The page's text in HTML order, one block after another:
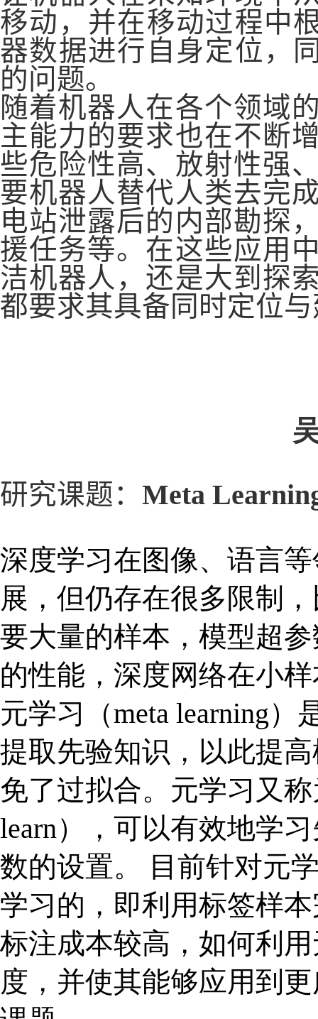
移动，并在移动过程中
器数据进行自身定位，
的问题。
随着机器人在各个领域
主能力的要求也在不断
些危险性高、放射性强
要机器人替代人类去完
电站泄露后的内部勘探
援任务等。在这些应用
洁机器人，还是大到探
都要求其具备同时定位
研究课题： Meta
深度学习在图像、语言
展，但仍存在很多限制
要大量的样本，模型超
的性能，深度网络在小
元学习（meta learning
提取先验知识，以此提
免了过拟合。元学习又
learn），可以有效地学
数的设置。 目前针对元
学习的，即利用标签样
标注成本较高，如何利
度，并使其能够应用到